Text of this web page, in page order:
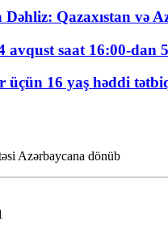
Dəhliz: Qazaxıstan və
avqust saat 16:00-dan
üçün 16 yaş həddi
Azərbaycana dönüb